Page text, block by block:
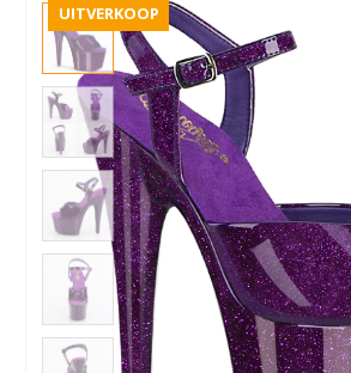
UITVERKOOP